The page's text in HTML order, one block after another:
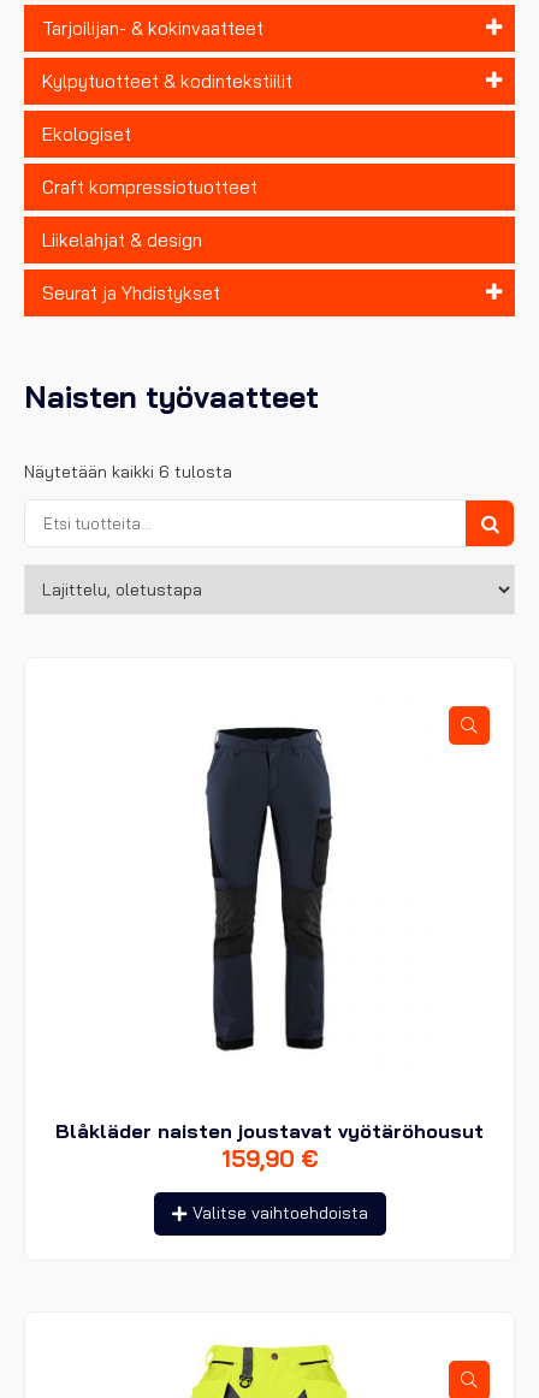
Tarjoilijan- & kokinvaatteet
Kylpytuotteet & kodintekstiilit
Ekologiset
Craft kompressiotuotteet
Liikelahjat & design
Seurat ja Yhdistykset
Naisten työvaatteet
Näytetään kaikki 6 tulosta
Blåkläder naisten joustavat vyötäröhousut
159,90 €
Valitse vaihtoehdoista
Tällä
tuotteella